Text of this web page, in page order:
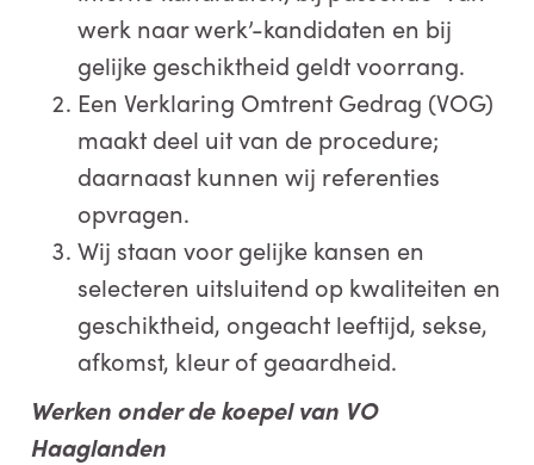
werk naar werk’-kandidaten en bij
gelijke geschiktheid geldt voorrang.
Een Verklaring Omtrent Gedrag (VOG)
maakt deel uit van de procedure;
daarnaast kunnen wij referenties
opvragen.
Wij staan voor gelijke kansen en
selecteren uitsluitend op kwaliteiten en
geschiktheid, ongeacht leeftijd, sekse,
afkomst, kleur of geaardheid.
Werken onder de koepel van VO
Haaglanden